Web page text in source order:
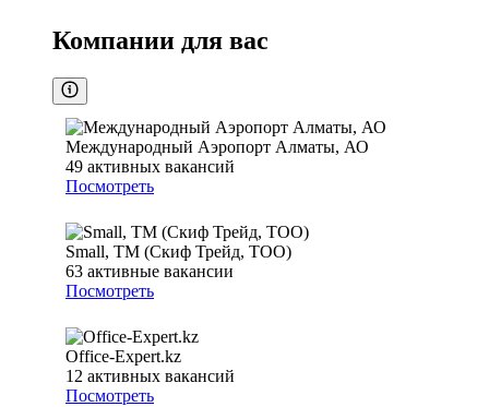
Компании для вас
Международный Аэропорт Алматы, АО
49 активных вакансий
Посмотреть
Small, ТМ (Скиф Трейд, ТОО)
63 активные вакансии
Посмотреть
Office-Expert.kz
12 активных вакансий
Посмотреть